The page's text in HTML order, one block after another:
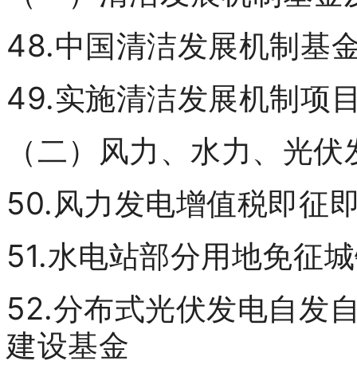
48.中国清洁发展机制基
49.实施清洁发展机制项
（二）风力、水力、光
50.风力发电增值税即征
51.水电站部分用地免征
52.分布式光伏发电自发
建设基金